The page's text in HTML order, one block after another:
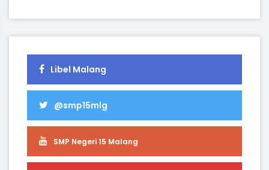
Libel Malang
@smp15mlg
SMP Negeri 15 Malang